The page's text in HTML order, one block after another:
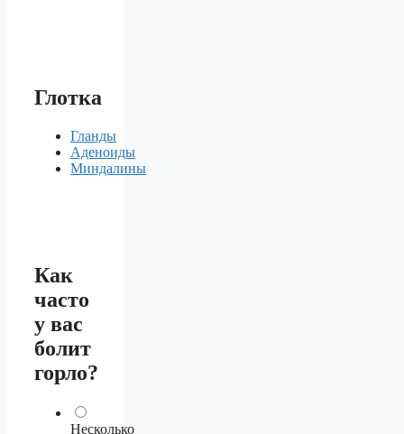
Глотка
Гланды
Аденоиды
Миндалины
Как
часто
у вас
болит
горло?
Несколько